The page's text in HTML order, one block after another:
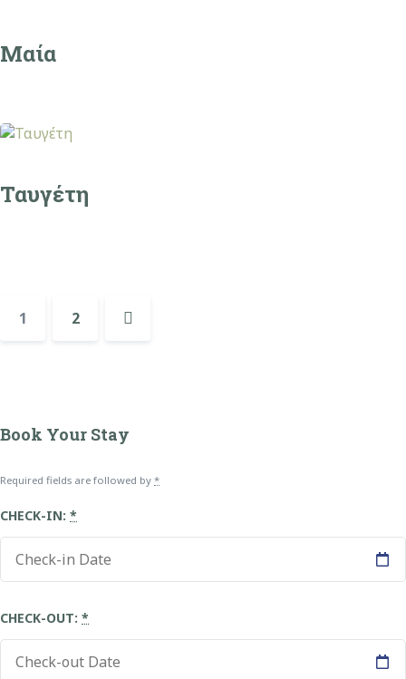
Μαία
Ταυγέτη
1 2
Book Your Stay
Required fields are followed by *
CHECK-IN: *
CHECK-OUT: *